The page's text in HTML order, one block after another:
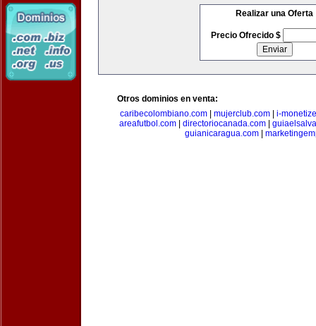
Realizar una Oferta
Precio Ofrecido $
Otros dominios en venta:
caribecolombiano.com| mujerclub.com| i-
areafutbol.com
directoriocanada.com
guianicaragua.com